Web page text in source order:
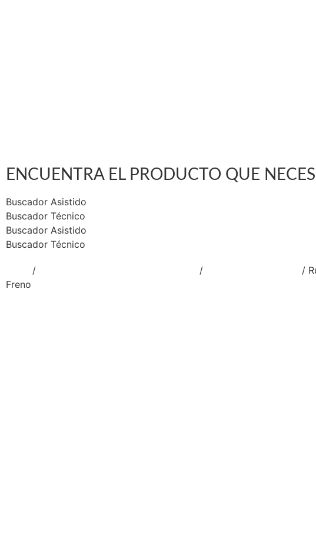
ENCUENTRA EL PRODUCTO QUE
Buscador Asistido
Buscador Técnico
Buscador Asistido
Buscador Técnico
/ /
/
Freno